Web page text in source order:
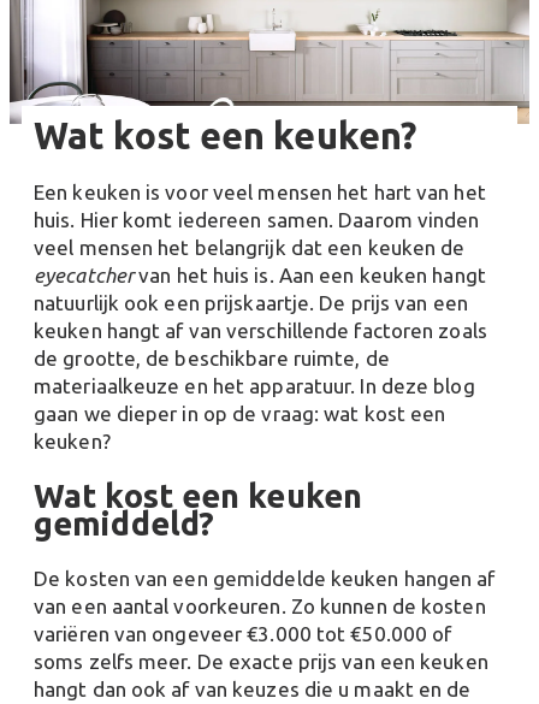
Wat kost een keuken?
Een keuken is voor veel mensen het hart van het
huis. Hier komt iedereen samen. Daarom vinden
veel mensen het belangrijk dat een keuken de
eyecatchervan het huis is. Aan een keuken hangt
natuurlijk ook een prijskaartje. De prijs van een
keuken hangt af van verschillende factoren zoals
de grootte, de beschikbare ruimte, de
materiaalkeuze en het apparatuur. In deze blog
gaan we dieper in op de vraag: wat kost een
keuken?
Wat kost een keuken
gemiddeld?
De kosten van een gemiddelde keuken hangen af
van een aantal voorkeuren. Zo kunnen de kosten
variëren van ongeveer €3.000 tot €50.000 of
soms zelfs meer. De exacte prijs van een keuken
hangt dan ook af van keuzes die u maakt en de